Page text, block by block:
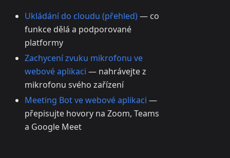
Ukládání do cloudu (přehled)— co
funkce dělá a podporované
platformy
Zachycení zvuku mikrofonu ve
webové aplikaci — nahrávejte z
mikrofonu svého zařízení
Meeting Bot ve webové aplikaci —
přepisujte hovory na Zoom, Teams
a Google Meet